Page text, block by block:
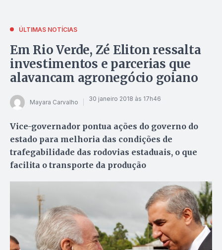
ÚLTIMAS NOTÍCIAS
Em Rio Verde, Zé Eliton ressalta
investimentos e parcerias que
alavancam agronegócio goiano
Mayara Carvalho 30 janeiro 2018 às 17h46
Vice-governador pontua ações do governo do
estado para melhoria das condições de
trafegabilidade das rodovias estaduais, o que
facilita o transporte da produção